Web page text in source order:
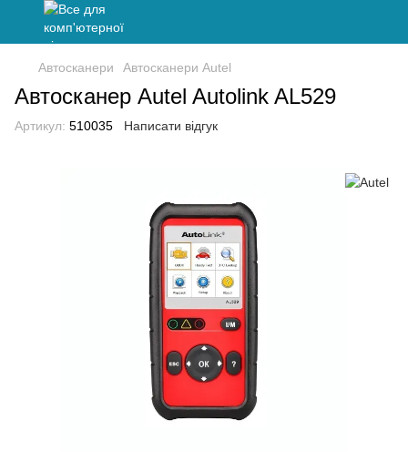
Автосканери Автосканери Autel
Автосканер Autel Autolink AL529
Артикул: 510035 Написати відгук